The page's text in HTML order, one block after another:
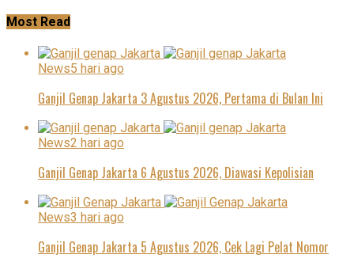
Most Read
News5 hari ago
Ganjil Genap Jakarta 3 Agustus 2026, Pertama di Bulan Ini
News2 hari ago
Ganjil Genap Jakarta 6 Agustus 2026, Diawasi Kepolisian
News3 hari ago
Ganjil Genap Jakarta 5 Agustus 2026, Cek Lagi Pelat Nomor